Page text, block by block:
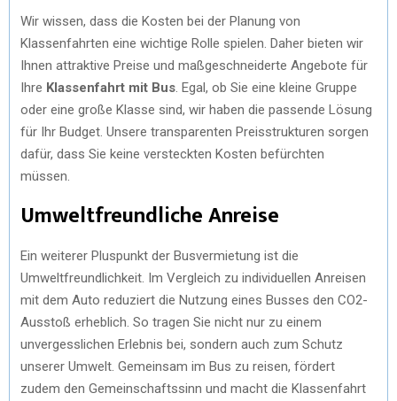
Wir wissen, dass die Kosten bei der Planung von
Klassenfahrten eine wichtige Rolle spielen. Daher bieten wir
Ihnen attraktive Preise und maßgeschneiderte Angebote für
Ihre Klassenfahrt mit Bus . Egal, ob Sie eine kleine Gruppe
oder eine große Klasse sind, wir haben die passende Lösung
für Ihr Budget. Unsere transparenten Preisstrukturen sorgen
dafür, dass Sie keine versteckten Kosten befürchten
müssen.
Umweltfreundliche Anreise
Ein weiterer Pluspunkt der Busvermietung ist die
Umweltfreundlichkeit. Im Vergleich zu individuellen Anreisen
mit dem Auto reduziert die Nutzung eines Busses den CO2-
Ausstoß erheblich. So tragen Sie nicht nur zu einem
unvergesslichen Erlebnis bei, sondern auch zum Schutz
unserer Umwelt. Gemeinsam im Bus zu reisen, fördert
zudem den Gemeinschaftssinn und macht die Klassenfahrt